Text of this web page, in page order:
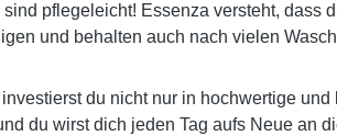
pflegeleicht! Essenza versteht,
und behalten auch nach vielen
du nicht nur in hochwertige
du wirst dich jeden Tag aufs Neue an